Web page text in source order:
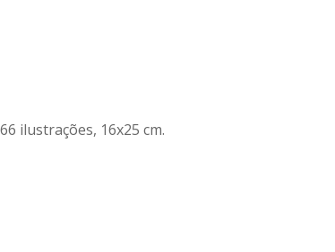
ilustrações, 16x25 cm.